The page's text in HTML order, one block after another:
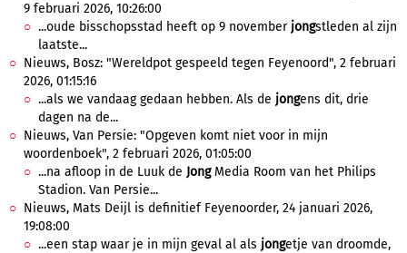
9 februari 2026, 10:26:00
...oude bisschopsstad heeft op 9 november jongstleden al zijn
laatste...
Nieuws, Bosz: "Wereldpot gespeeld tegen Feyenoord", 2 februari
2026, 01:15:16
...als we vandaag gedaan hebben. Als de jongens dit, drie
dagen na de...
Nieuws, Van Persie: "Opgeven komt niet voor in mijn
woordenboek", 2 februari 2026, 01:05:00
...na afloop in de Luuk de JongMedia Room van het Philips
Stadion. Van Persie...
Nieuws, Mats Deijl is definitief Feyenoorder, 24 januari 2026,
19:08:00
...een stap waar je in mijn geval al als jongetje van droomde,